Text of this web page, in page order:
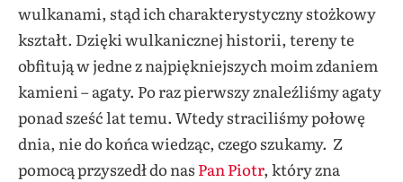
wulkanami, stąd ich charakterystyczny stożkowy
kształt. Dzięki wulkanicznej historii, tereny te
obfitują w jedne z najpiękniejszych moim zdaniem
kamieni – agaty. Po raz pierwszy znaleźliśmy agaty
ponad sześć lat temu. Wtedy straciliśmy połowę
dnia, nie do końca wiedząc, czego szukamy. Z
pomocą przyszedł do nasPan Piotr, który zna